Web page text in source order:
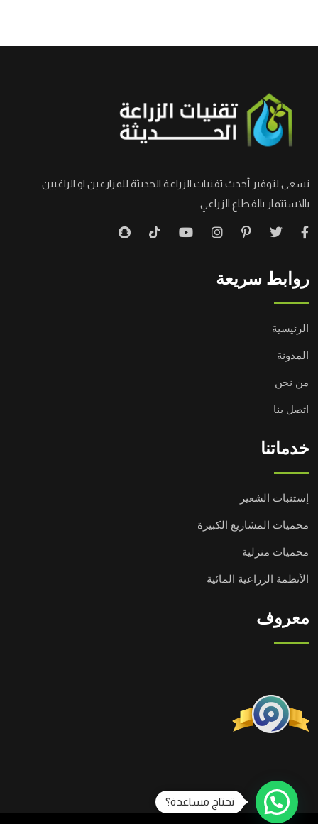
نسعى لتوفير أحدث تقنيات الزراعة الحديثة للمزارعين او الراغبين
بالاستثمار بالقطاع الزراعي
روابط سريعة
الرئيسية
المدونة
من نحن
اتصل بنا
خدماتنا
إستنبات الشعير
محميات المشاريع الكبيرة
محميات منزلية
الأنظمة الزراعية المائية
معروف
تحتاج مساعدة؟